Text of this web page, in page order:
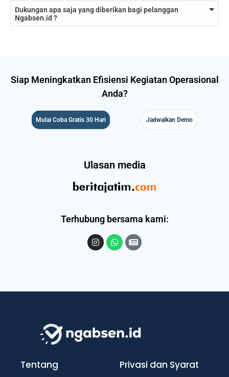
Dukungan apa saja yang diberikan bagi pelanggan
Ngabsen.id ?
Siap Meningkatkan Efisiensi Kegiatan Operasional
Anda?
Mulai Coba Gratis 30 Hari Jadwalkan Demo
Ulasan media
Terhubung bersama kami:
Tentang Privasi dan Syarat